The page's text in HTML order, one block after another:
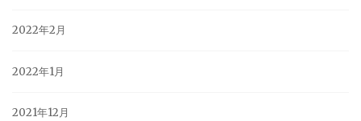
2022年2月
2022年1月
2021年12月